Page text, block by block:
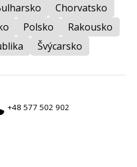
Chorvatsko
Polsko
Rakousko
Švýcarsko
+48 577 502 902